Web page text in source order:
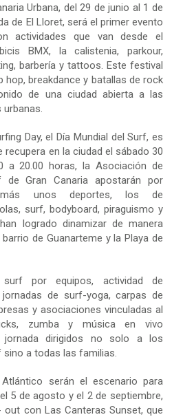
Urbana, del29 de junio al 1 de
de El Lloret, será el primer evento
actividades que van desde el
BMX, la calistenia, parkour,
barbería y tattoos. Este festival
hop, breakdance y batallas de rock
de una ciudad abierta a las
urbanas.
Day, el Día Mundial del Surf, es
recupera en la ciudad el sábado 30
a 20.00 horas, la Asociación de
de Gran Canaria apostarán por
unos deportes, los de
surf, bodyboard, piraguismo y
logrado dinamizar de manera
de Guanarteme y la Playa de
surf por equipos, actividad de
de surf-yoga, carpas de
y asociaciones vinculadas al
zumba y música en vivo
jornada dirigidos no solo a los
a todas las familias.
serán el escenario para
5 de agosto y el 2 de septiembre,
out con Las Canteras Sunset, que